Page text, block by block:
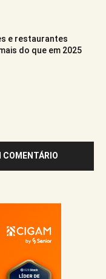
e restaurantes
do que em 2025
COMENTÁRIO